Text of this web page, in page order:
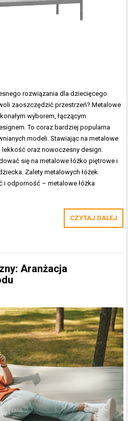
rozwiązania dla dziecięcego
zaoszczędzić przestrzeń? Metalowe
wyborem, łączącym
To coraz bardziej popularna
modeli. Stawiając na metalowe
oraz nowoczesny design.
się na metalowe łóżko piętrowe i
Zalety metalowych łóżek
i odporność – metalowe łóżka
CZYTAJ DALEJ
Aranżacja